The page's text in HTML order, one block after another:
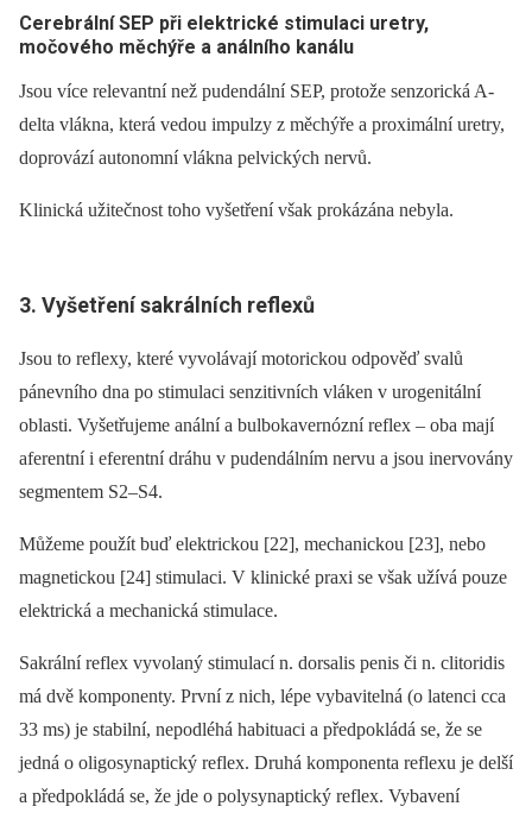
Cerebrální SEP při elektrické stimulaci uretry,
močového měchýře a análního kanálu
Jsou více relevantní než pudendální SEP, protože senzorická A-
delta vlákna, která vedou impulzy z měchýře a proximální uretry,
doprovází autonomní vlákna pelvických nervů.
Klinická užitečnost toho vyšetření však prokázána nebyla.
3. Vyšetření sakrálních reflexů
Jsou to reflexy, které vyvolávají motorickou odpověď svalů
pánevního dna po stimulaci senzitivních vláken v urogenitální
oblasti. Vyšetřujeme anální a bulbokavernózní reflex –⁠ oba mají
aferentní i eferentní dráhu v pudendálním nervu a jsou inervovány
segmentem S2–S4.
Můžeme použít buď elektrickou [22], mechanickou [23], nebo
magnetickou [24] stimulaci. V klinické praxi se však užívá pouze
elektrická a mechanická stimulace.
Sakrální reflex vyvolaný stimulací n. dorsalis penis či n. clitoridis
má dvě komponenty. První z nich, lépe vybavitelná (o latenci cca
33 ms) je stabilní, nepodléhá habituaci a předpokládá se, že se
jedná o oligosynaptický reflex. Druhá komponenta reflexu je delší
a předpokládá se, že jde o polysynaptický reflex. Vybavení